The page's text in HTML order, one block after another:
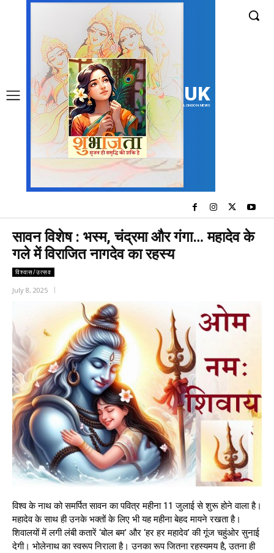
UK
LONDON NEWS
सावन विशेष : भस्म, चंद्रमा और गंगा… महादेव के
गले में विराजित नागदेव का रहस्य
विश्वास/उत्सव
July 8, 2025
विश्व के नाथ को समर्पित सावन का पवित्र महीना 11 जुलाई से शुरू होने वाला है।
महादेव के साथ ही उनके भक्तों के लिए भी यह महीना बेहद मायने रखता है।
शिवालयों में लगी लंबी कतारें ‘बोल बम’ और ‘हर हर महादेव’ की गूंज चहुंओर सुनाई
देगी। भोलेनाथ का स्वरूप निराला है। उनका रूप जितना रहस्यमय है, उतना ही